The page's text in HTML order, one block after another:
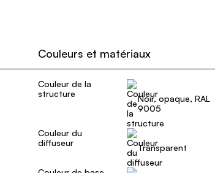
Couleurs et matériaux
Couleur de la
structure
Noir, opaque, RAL
9005
Couleur du
diffuseur
Transparent